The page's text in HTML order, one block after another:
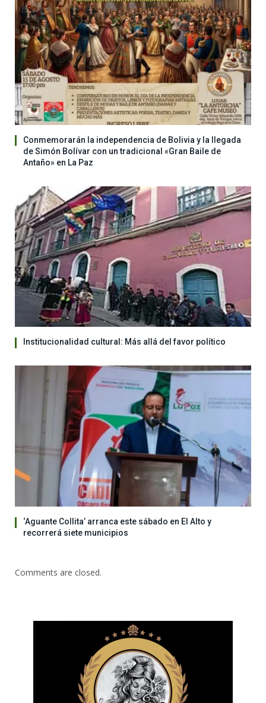
Conmemorarán la independencia de Bolivia y la llegada
de Simón Bolívar con un tradicional «Gran Baile de
Antaño» en La Paz
Institucionalidad cultural: Más allá del favor político
‘Aguante Collita’ arranca este sábado en El Alto y
recorrerá siete municipios
Comments are closed.